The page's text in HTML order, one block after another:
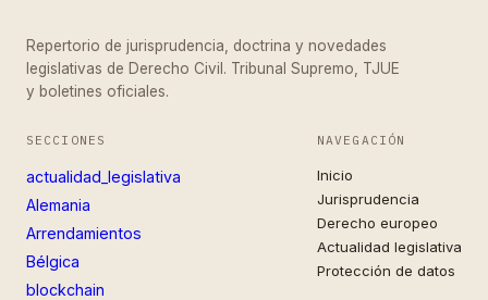
Repertorio de jurisprudencia, doctrina y novedades
legislativas de Derecho Civil. Tribunal Supremo, TJUE
y boletines oficiales.
SECCIONES
actualidad_legislativa
Alemania
Arrendamientos
Bélgica
blockchain
NAVEGACIÓN
Inicio
Jurisprudencia
Derecho europeo
Actualidad legislativa
Protección de datos